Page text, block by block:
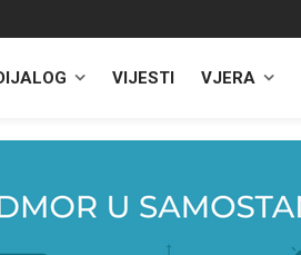
VIJESTI VJERA